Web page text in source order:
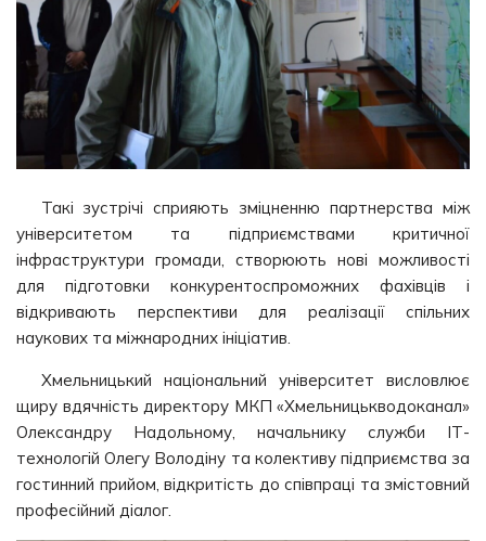
Такі зустрічі сприяють зміцненню партнерства між
університетом та підприємствами критичної
інфраструктури громади, створюють нові можливості
для підготовки конкурентоспроможних фахівців і
відкривають перспективи для реалізації спільних
наукових та міжнародних ініціатив.
Хмельницький національний університет висловлює
щиру вдячність директору МКП «Хмельницькводоканал»
Олександру Надольному, начальнику служби ІТ-
технологій Олегу Володіну та колективу підприємства за
гостинний прийом, відкритість до співпраці та змістовний
професійний діалог.